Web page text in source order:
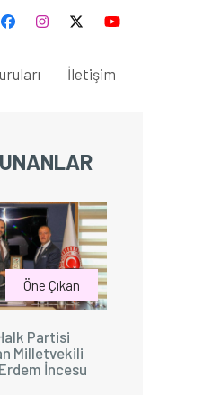
İletişim
Öne Çıkan
Partisi
Milletvekili
İncesu